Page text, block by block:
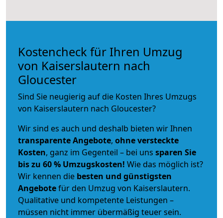
Kostencheck für Ihren Umzug
von Kaiserslautern nach
Gloucester
Sind Sie neugierig auf die Kosten Ihres Umzugs
von Kaiserslautern nach Gloucester?
Wir sind es auch und deshalb bieten wir Ihnen
transparente Angebote, ohne versteckte
Kosten, ganz im Gegenteil – bei uns sparen Sie
bis zu 60 % Umzugskosten! Wie das möglich ist?
Wir kennen die besten und günstigsten
Angebotefür den Umzug von Kaiserslautern.
Qualitative und kompetente Leistungen –
müssen nicht immer übermäßig teuer sein.